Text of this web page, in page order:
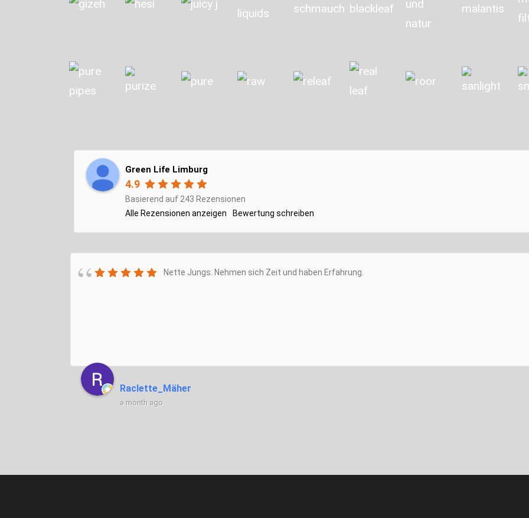
Green Life Limburg
4.9
Basierend auf 243 Rezensionen
Alle Rezensionen anzeigen
Bewertung schreiben
Nette Jungs. Nehmen sich Zeit und haben Erfahrung.
Raclette_Mäher
a month ago